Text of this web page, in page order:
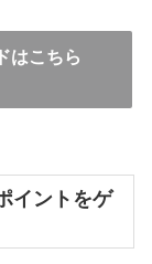
はこちら
イントをゲ